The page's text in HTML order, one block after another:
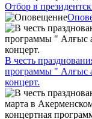
Отбор в
В честь
программы " Алғыс
концерт.